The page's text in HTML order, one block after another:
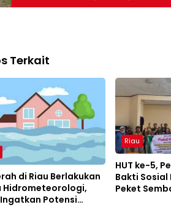
Terkait
di Riau Berlakukan
Hidrometeorologi,
Ingatkan Potensi
Riau
HUT ke-5,
Bakti Sosial
Peket